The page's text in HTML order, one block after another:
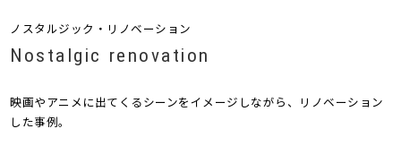
ノスタルジック・リノベーション
Nostalgic renovation
映画やアニメに出てくるシーンをイメージしながら、リノベーション
した事例。